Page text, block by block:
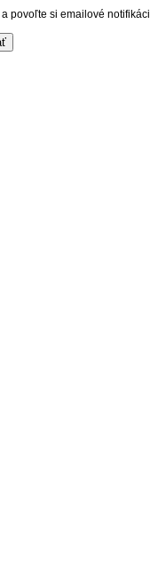
a povoľte si emailové